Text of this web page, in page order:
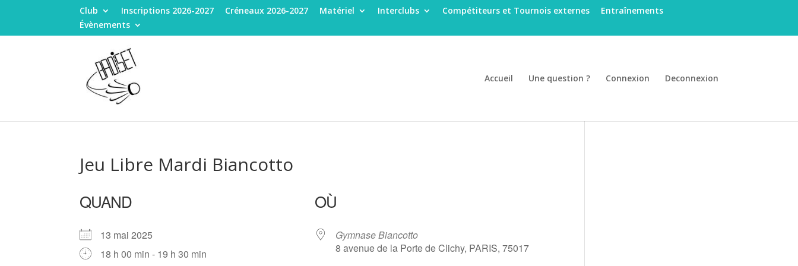
Club Inscriptions 2026-2027 Créneaux 2026-2027 Matériel Interclubs Compétiteurs et Tournois externes
Entraînements
Évènements
Accueil Une question ? Connexion Deconnexion
Jeu Libre Mardi Biancotto
QUAND
13 mai 2025
18 h 00 min - 19 h 30 min
OÙ
Gymnase Biancotto
8 avenue de la Porte de Clichy, PARIS, 75017